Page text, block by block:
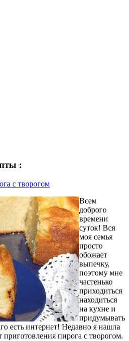
:
с творогом
Всем
доброго
времени
суток! Вся
моя семья
просто
обожает
выпечку,
поэтому мне
частенько
приходиться
находиться
на кухне и
придумывать
есть интернет! Недавно я нашла
приготовления пирога с творогом.